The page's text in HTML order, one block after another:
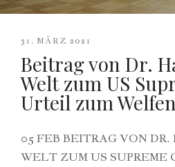
31. MÄRZ 2021
Beitrag von Dr.
Welt zum US
Urteil zum
05 FEB BEITRAG VON
WELT ZUM US SUPREME